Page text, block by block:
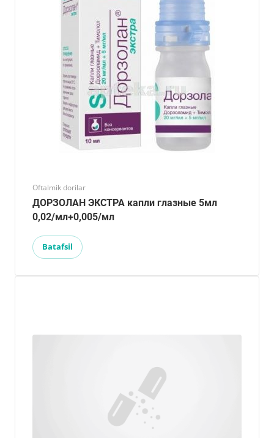
Oftalmik dorilar
ДОРЗОЛАН ЭКСТРА капли глазные 5мл
0,02/мл+0,005/мл
Batafsil